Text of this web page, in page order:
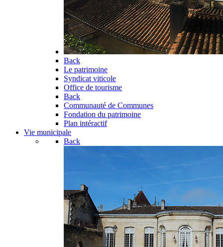
Back
Le patrimoine
Syndicat viticole
Office de tourisme
Back
Communauté de Communes
Fondation du patrimoine
Plan intéractif
Vie municipale
Back